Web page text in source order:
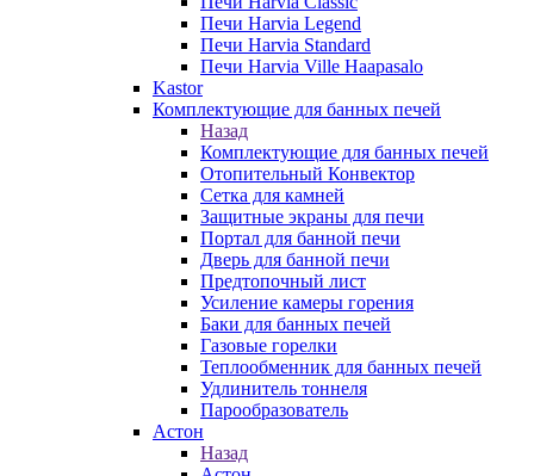
Печи Harvia Legend
Печи Harvia Standard
Печи Harvia Ville Haapasalo
Kastor
Комплектующие для банных печей
Назад
Комплектующие для банных печей
Отопительный Конвектор
Сетка для камней
Защитные экраны для печи
Портал для банной печи
Дверь для банной печи
Предтопочный лист
Усиление камеры горения
Баки для банных печей
Газовые горелки
Теплообменник для банных печей
Удлинитель тоннеля
Парообразователь
Астон
Назад